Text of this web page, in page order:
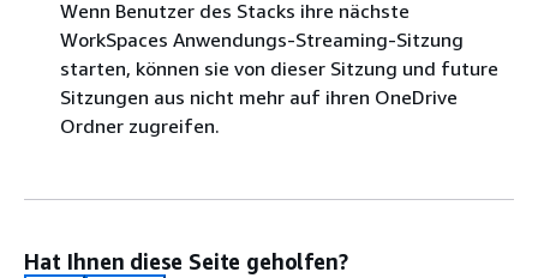
Wenn Benutzer des Stacks ihre nächste
WorkSpaces Anwendungs-Streaming-Sitzung
starten, können sie von dieser Sitzung und future
Sitzungen aus nicht mehr auf ihren OneDrive
Ordner zugreifen.
Hat Ihnen diese Seite geholfen?